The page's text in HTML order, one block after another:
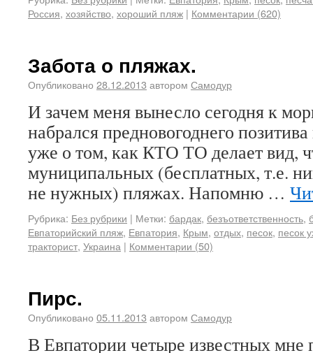
Россия, хозяйство, хороший пляж | Комментарии (620)
Забота о пляжах.
Опубликовано 28.12.2013 автором Самодур
И зачем меня вынесло сегодня к
набрался предновогоднего
уже о том, как КТО ТО делает вид,
муниципальных (бесплатных, т.е.
не нужных) пляжах. Напомню …
Рубрика: Без рубрики | Метки: бардак, безъответственность,
Евпаторийский пляж, Евпатория, Крым, отдых, песок, песок
тракторист, Украина | Комментарии (50)
Пирс.
Опубликовано 05.11.2013 автором Самодур
В Евпатории четыре известных мне